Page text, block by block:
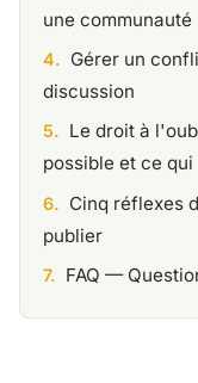
une communauté
Gérer un
discussion
Le droit à
possible et ce
Cinq réflexes
publier
FAQ —